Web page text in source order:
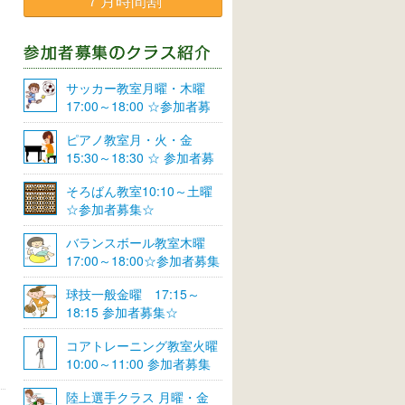
サッカー教室月曜・木曜
17:00～18:00 ☆参加者募
集☆
ピアノ教室月・火・金
15:30～18:30 ☆ 参加者募
集☆
そろばん教室10:10～土曜
☆参加者募集☆
バランスボール教室木曜
17:00～18:00☆参加者募集
☆
球技一般金曜 17:15～
18:15 参加者募集☆
コアトレーニング教室火曜
10:00～11:00 参加者募集
陸上選手クラス 月曜・金